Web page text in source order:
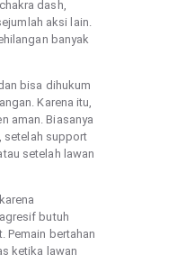
dash,
aksi lain.
banyak
bisa dihukum
Karena itu,
aman. Biasanya
setelah support
setelah lawan
butuh
Pemain bertahan
ketika lawan